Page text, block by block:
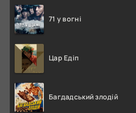
71 у вогні
Цар Едіп
Багдадський злодій